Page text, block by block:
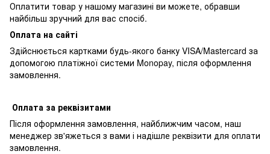
Оплатити товар у нашому магазині ви можете, обравши
найбільш зручний для вас спосіб.
Оплата на сайті
Здійснюється картками будь-якого банку VISA/Mastercard за
допомогою платіжної системи Monopay, після оформлення
замовлення.
Оплата за реквізитами
Після оформлення замовлення, найближчим часом, наш
менеджер зв'яжеться з вами і надішле реквізити для оплати
замовлення.